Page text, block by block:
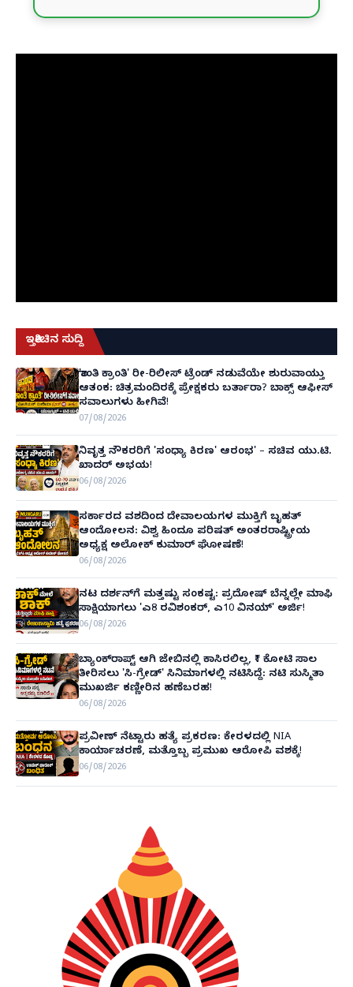
ಇತ್ತೀಚಿನ ಸುದ್ದಿ
'ಶಾಂತಿ ಕ್ರಾಂತಿ' ರೀ-ರಿಲೀಸ್ ಟ್ರೆಂಡ್ ನಡುವೆಯೇ ಶುರುವಾಯ್ತು
ಆತಂಕ: ಚಿತ್ರಮಂದಿರಕ್ಕೆ ಪ್ರೇಕ್ಷಕರು ಬರ್ತಾರಾ? ಬಾಕ್ಸ್ ಆಫೀಸ್
ಸವಾಲುಗಳು ಹೀಗಿವೆ!
07/08/2026
ನಿವೃತ್ತ ನೌಕರರಿಗೆ 'ಸಂಧ್ಯಾ ಕಿರಣ' ಆರಂಭ' – ಸಚಿವ ಯು.ಟಿ.
ಖಾದರ್ ಅಭಯ!
06/08/2026
ಸರ್ಕಾರದ ವಶದಿಂದ ದೇವಾಲಯಗಳ ಮುಕ್ತಿಗೆ ಬೃಹತ್
ಆಂದೋಲನ: ವಿಶ್ವ ಹಿಂದೂ ಪರಿಷತ್ ಅಂತರರಾಷ್ಟ್ರೀಯ
ಅಧ್ಯಕ್ಷ ಅಲೋಕ್ ಕುಮಾರ್ ಘೋಷಣೆ!
06/08/2026
ನಟ ದರ್ಶನ್‌ಗೆ ಮತ್ತಷ್ಟು ಸಂಕಷ್ಟ: ಪ್ರದೋಷ್ ಬೆನ್ನಲ್ಲೇ ಮಾಫಿ
ಸಾಕ್ಷಿಯಾಗಲು 'ಎ8 ರವಿಶಂಕರ್, ಎ10 ವಿನಯ್' ಅರ್ಜಿ!
06/08/2026
ಬ್ಯಾಂಕ್‌ರಾಪ್ಟ್‌ ಆಗಿ ಜೇಬಿನಲ್ಲಿ ಕಾಸಿರಲಿಲ್ಲ, ₹1 ಕೋಟಿ ಸಾಲ
ತೀರಿಸಲು 'ಸಿ-ಗ್ರೇಡ್' ಸಿನಿಮಾಗಳಲ್ಲಿ ನಟಿಸಿದ್ದೆ: ನಟಿ ಸುಸ್ಮಿತಾ
ಮುಖರ್ಜಿ ಕಣ್ಣೀರಿನ ಹಣೆಬರಹ!
06/08/2026
ಪ್ರವೀಣ್ ನೆಟ್ಟಾರು ಹತ್ಯೆ ಪ್ರಕರಣ: ಕೇರಳದಲ್ಲಿ NIA
ಕಾರ್ಯಾಚರಣೆ, ಮತ್ತೊಬ್ಬ ಪ್ರಮುಖ ಆರೋಪಿ ವಶಕ್ಕೆ!
06/08/2026